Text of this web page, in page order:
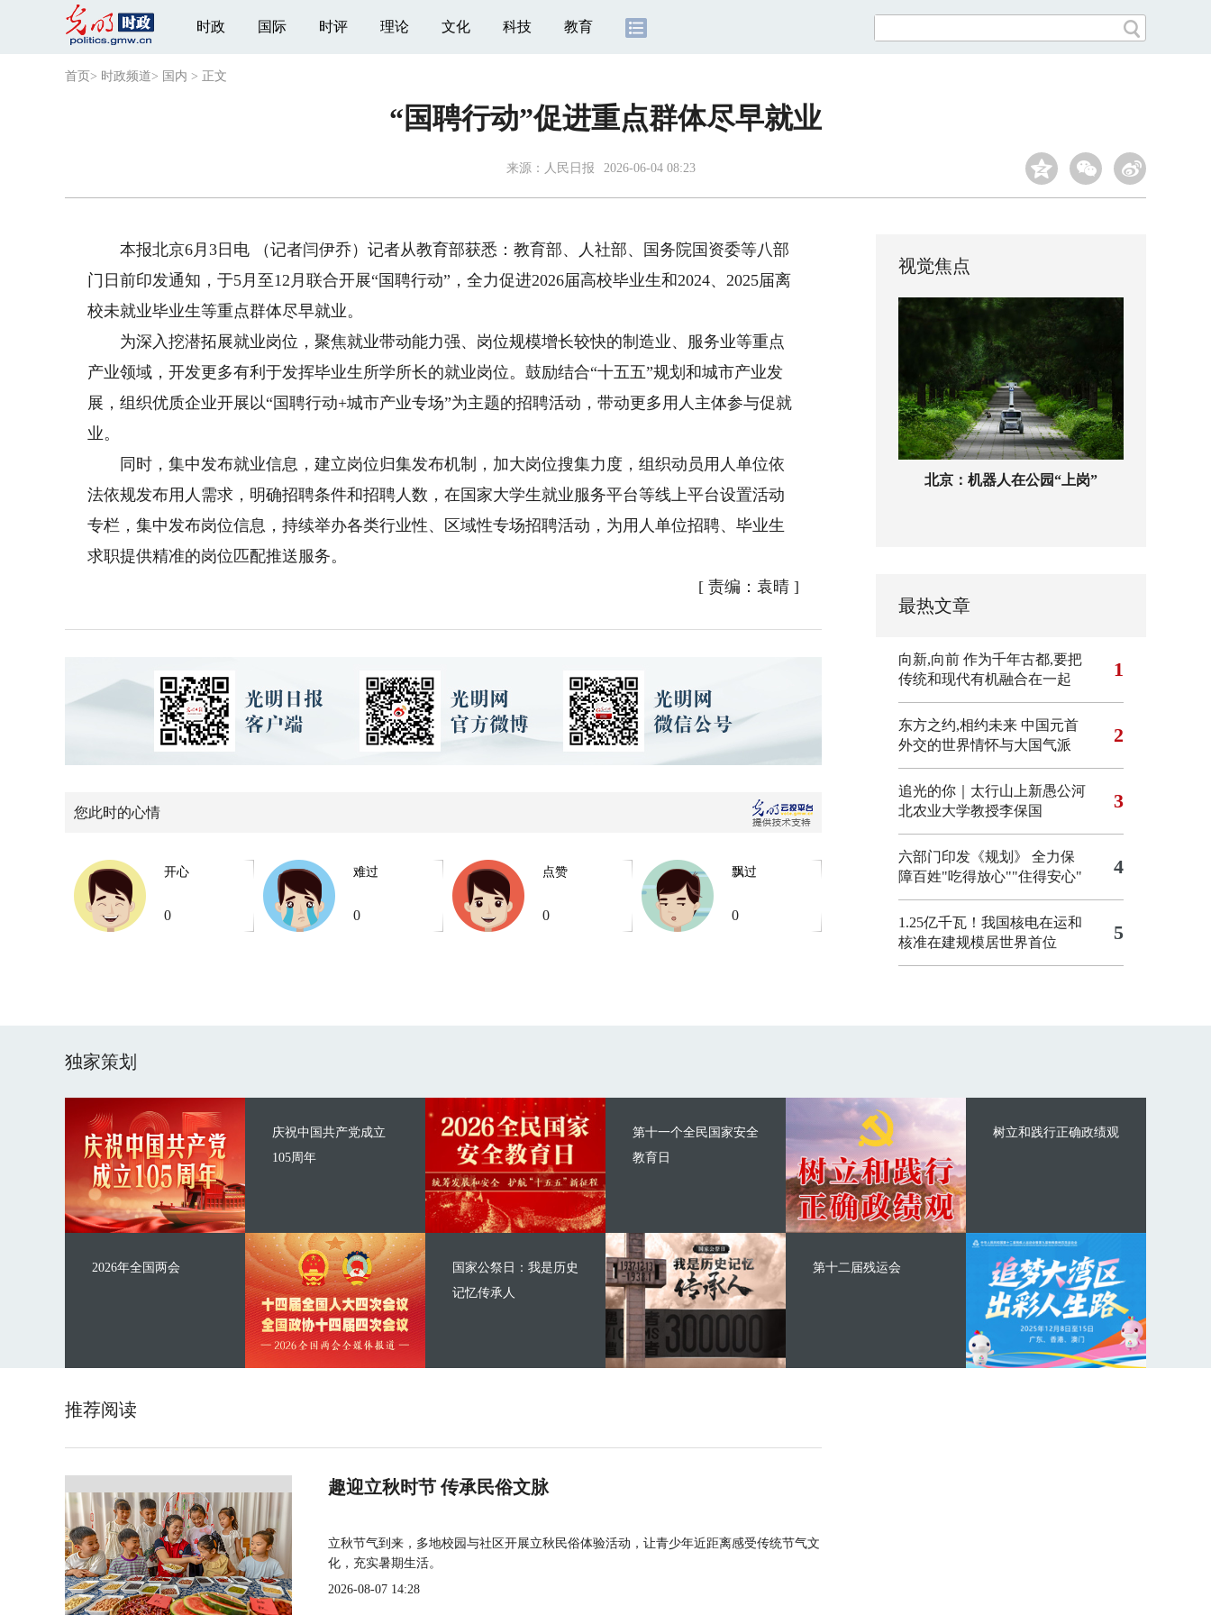
时政 国际 时评 理论 文化 科技 教育
首页 > 时政频道> 国内 > 正文
“国聘行动”促进重点群体尽早就业
来源： 人民日报 2026-06-04 08:23
本报北京6月3日电 （记者闫伊乔）记者从教育部获悉：教育部、人社部、国务院国资委等八部
门日前印发通知，于5月至12月联合开展“国聘行动”，全力促进2026届高校毕业生和2024、2025届离
校未就业毕业生等重点群体尽早就业。
为深入挖潜拓展就业岗位，聚焦就业带动能力强、岗位规模增长较快的制造业、服务业等重点
产业领域，开发更多有利于发挥毕业生所学所长的就业岗位。鼓励结合“十五五”规划和城市产业发
展，组织优质企业开展以“国聘行动+城市产业专场”为主题的招聘活动，带动更多用人主体参与促就
业。
同时，集中发布就业信息，建立岗位归集发布机制，加大岗位搜集力度，组织动员用人单位依
法依规发布用人需求，明确招聘条件和招聘人数，在国家大学生就业服务平台等线上平台设置活动
专栏，集中发布岗位信息，持续举办各类行业性、区域性专场招聘活动，为用人单位招聘、毕业生
求职提供精准的岗位匹配推送服务。
[ 责编：袁晴 ]
您此时的心情
开心
0
难过
0
点赞
0
飘过
0
视觉焦点
北京：机器人在公园“上岗”
最热文章
向新,向前 作为千年古都,要把
传统和现代有机融合在一起
1
东方之约,相约未来 中国元首
外交的世界情怀与大国气派
2
追光的你｜太行山上新愚公河
北农业大学教授李保国
3
六部门印发《规划》 全力保
障百姓"吃得放心""住得安心"
4
1.25亿千瓦！我国核电在运和
核准在建规模居世界首位
5
独家策划
庆祝中国共产党成立
105周年
2026年全国两会
第十一个全民国家安全
教育日
国家公祭日：我是历史
记忆传承人
树立和践行正确政绩观
第十二届残运会
推荐阅读
趣迎立秋时节 传承民俗文脉
立秋节气到来，多地校园与社区开展立秋民俗体验活动，让青少年近距离感受传统节气文
化，充实暑期生活。
2026-08-07 14:28